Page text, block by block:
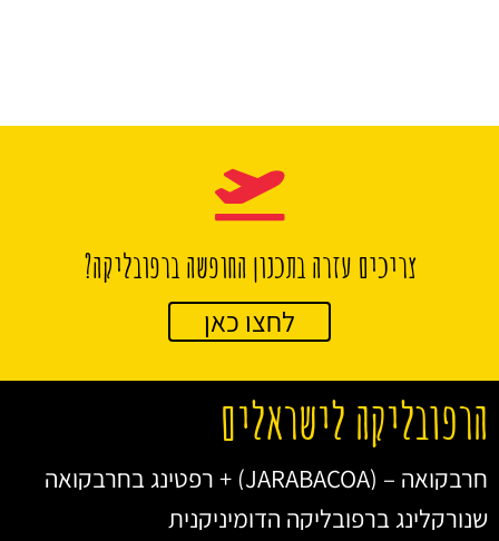
צריכים עזרה בתכנון החופשה ברפובליקה?
לחצו כאן
הרפובליקה לישראלים
חרבקואה – (JARABACOA) + רפטינג בחרבקואה
שנורקלינג ברפובליקה הדומיניקנית